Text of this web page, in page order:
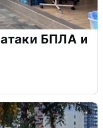
БПЛА и